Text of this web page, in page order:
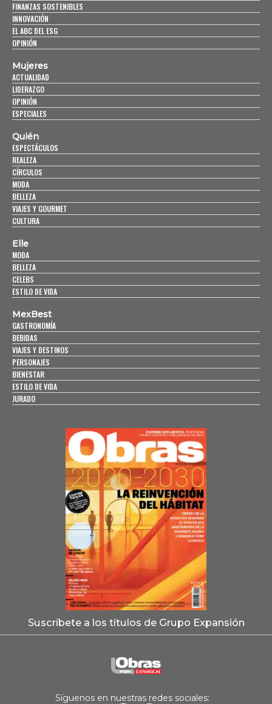
FINANZAS SOSTENIBLES
INNOVACIÓN
EL ABC DEL ESG
OPINIÓN
Mujeres
ACTUALIDAD
LIDERAZGO
OPINIÓN
ESPECIALES
Quién
ESPECTÁCULOS
REALEZA
CÍRCULOS
MODA
BELLEZA
VIAJES Y GOURMET
CULTURA
Elle
MODA
BELLEZA
CELEBS
ESTILO DE VIDA
MexBest
GASTRONOMÍA
BEBIDAS
VIAJES Y DESTINOS
PERSONAJES
BIENESTAR
ESTILO DE VIDA
JURADO
Suscríbete a los títulos de Grupo Expansión
Síguenos en nuestras redes sociales: